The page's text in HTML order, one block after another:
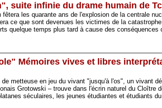
suite infinie du drame humain de
les quarante ans de l'explosion de la centrale
ce que sont devenues les victimes de la
quelque temps plus tard à cause des
Mémoires vives et libres
metteuse en jeu du vivant "jusqu'à l'os", un vivant
Grotowski – trouve dans l'écrin naturel du Cloître
séculaires, les jeunes étudiantes et étudiants